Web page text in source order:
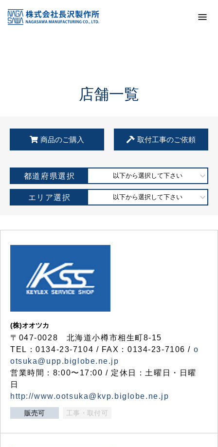
KSS加盟店・取扱店情報
店舗一覧
店舗一覧
商品のご購入 取付工事のご依頼
都道府県選択 以下から選択して下さい
エリア選択 以下から選択して下さい
(株)オオツカ
〒047-0028 北海道小樽市相生町8-15
TEL：0134-23-7104 / FAX：0134-23-7106 / o
otsuka@upp.biglobe.ne.jp
営業時間：8:00〜17:00 / 定休日：土曜日・日曜
日
http://www.ootsuka@kvp.biglobe.ne.jp
販売可 工事・取付可